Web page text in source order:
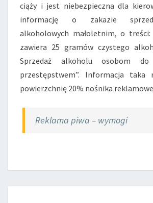
ciąży i jest niebezpieczna dla
informację o zakazie
alkoholowych małoletnim, o
zawiera 25 gramów czystego
Sprzedaż alkoholu osobom
przestępstwem”. Informacja taka
powierzchnię 20% nośnika
Reklama piwa – wymogi